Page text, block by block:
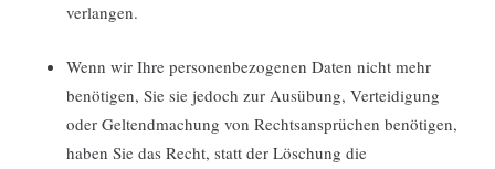
verlangen.
Wenn wir Ihre personenbezogenen Daten nicht mehr
benötigen, Sie sie jedoch zur Ausübung, Verteidigung
oder Geltendmachung von Rechtsansprüchen benötigen,
haben Sie das Recht, statt der Löschung die